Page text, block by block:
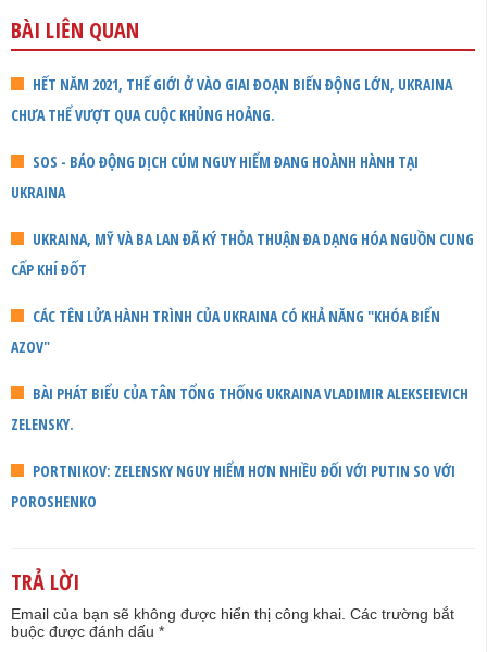
BÀI LIÊN QUAN
HẾT NĂM 2021, THẾ GIỚI Ở VÀO GIAI ĐOẠN BIẾN ĐỘNG LỚN, UKRAINA
CHƯA THỂ VƯỢT QUA CUỘC KHỦNG HOẢNG.
SOS - BÁO ĐỘNG DỊCH CÚM NGUY HIỂM ĐANG HOÀNH HÀNH TẠI
UKRAINA
UKRAINA, MỸ VÀ BA LAN ĐÃ KÝ THỎA THUẬN ĐA DẠNG HÓA NGUỒN CUNG
CẤP KHÍ ĐỐT
CÁC TÊN LỬA HÀNH TRÌNH CỦA UKRAINA CÓ KHẢ NĂNG "KHÓA BIỂN
AZOV"
BÀI PHÁT BIỂU CỦA TÂN TỔNG THỐNG UKRAINA VLADIMIR ALEKSEIEVICH
ZELENSKY.
PORTNIKOV: ZELENSKY NGUY HIỂM HƠN NHIỀU ĐỐI VỚI PUTIN SO VỚI
POROSHENKO
TRẢ LỜI
Email của bạn sẽ không được hiển thị công khai. Các trường bắt
buộc được đánh dấu *